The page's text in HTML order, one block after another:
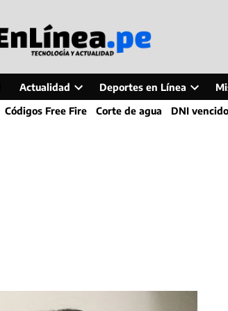
Actualidad
Open
dropdown
Deportes en Línea
Open
dropdown
Códigos Free Fire Corte de agua DNI vencido